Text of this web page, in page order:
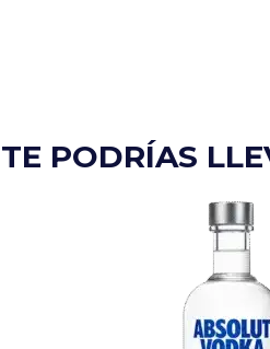
PODRÍAS